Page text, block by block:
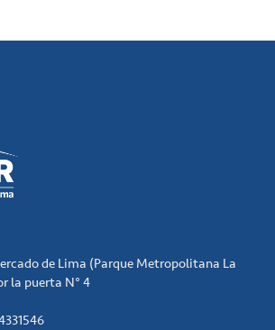
de Lima (Parque Metropolitana La
la puerta N° 4